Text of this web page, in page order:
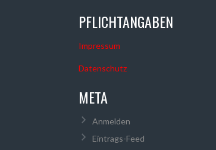
PFLICHTANGABEN
Impressum
Datenschutz
META
Anmelden
Eintrags-Feed